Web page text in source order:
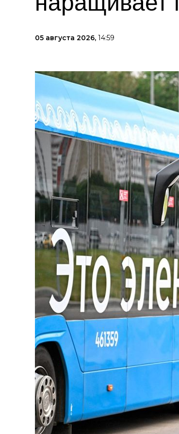
05 августа 2026, 14:59